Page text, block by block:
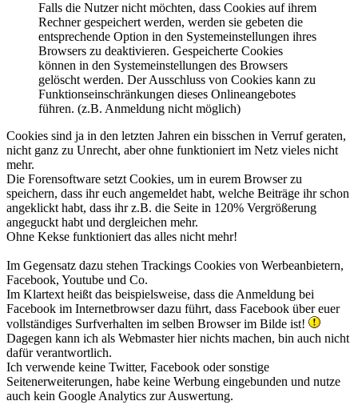
Falls die Nutzer nicht möchten, dass Cookies auf ihrem
Rechner gespeichert werden, werden sie gebeten die
entsprechende Option in den Systemeinstellungen ihres
Browsers zu deaktivieren. Gespeicherte Cookies
können in den Systemeinstellungen des Browsers
gelöscht werden. Der Ausschluss von Cookies kann zu
Funktionseinschränkungen dieses Onlineangebotes
führen. (z.B. Anmeldung nicht möglich)
Cookies sind ja in den letzten Jahren ein bisschen in Verruf geraten,
nicht ganz zu Unrecht, aber ohne funktioniert im Netz vieles nicht
mehr.
Die Forensoftware setzt Cookies, um in eurem Browser zu
speichern, dass ihr euch angemeldet habt, welche Beiträge ihr schon
angeklickt habt, dass ihr z.B. die Seite in 120% Vergrößerung
angeguckt habt und dergleichen mehr.
Ohne Kekse funktioniert das alles nicht mehr!
Im Gegensatz dazu stehen Trackings Cookies von Werbeanbietern,
Facebook, Youtube und Co.
Im Klartext heißt das beispielsweise, dass die Anmeldung bei
Facebook im Internetbrowser dazu führt, dass Facebook über euer
vollständiges Surfverhalten im selben Browser im Bilde ist!
Dagegen kann ich als Webmaster hier nichts machen, bin auch nicht
dafür verantwortlich.
Ich verwende keine Twitter, Facebook oder sonstige
Seitenerweiterungen, habe keine Werbung eingebunden und nutze
auch kein Google Analytics zur Auswertung.